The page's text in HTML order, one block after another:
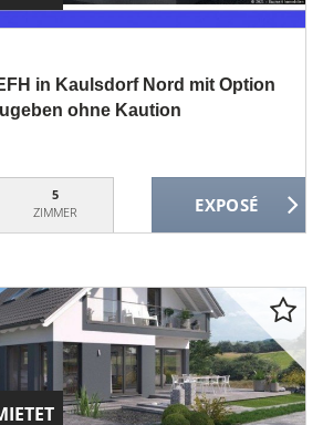
in Kaulsdorf Nord mit Option
ohne Kaution
5
ZIMMER